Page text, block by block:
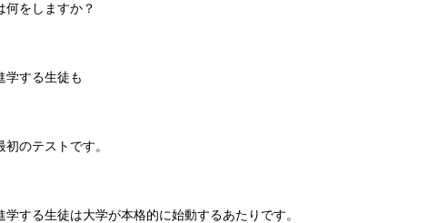
何をしますか？
学する生徒も
初のテストです。
学する生徒は大学が本格的に始動するあたりです。